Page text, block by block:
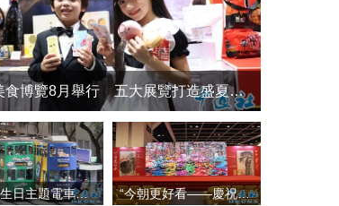
香港美食博覽8月舉行 五大展覽打造盛夏嘉年華
大熊貓生日主題電車在香港島行駛 “今朝更好看——慶祝中國共產黨成立105周年名家作品展”6日起舉行